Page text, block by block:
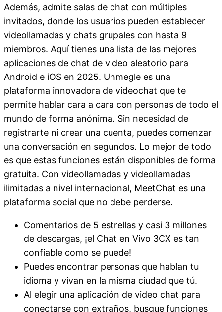
Además, admite salas de chat con múltiples
invitados, donde los usuarios pueden establecer
videollamadas y chats grupales con hasta 9
miembros. Aquí tienes una lista de las mejores
aplicaciones de chat de video aleatorio para
Android e iOS en 2025. Uhmegle es una
plataforma innovadora de videochat que te
permite hablar cara a cara con personas de todo el
mundo de forma anónima. Sin necesidad de
registrarte ni crear una cuenta, puedes comenzar
una conversación en segundos. Lo mejor de todo
es que estas funciones están disponibles de forma
gratuita. Con videollamadas y videollamadas
ilimitadas a nivel internacional, MeetChat es una
plataforma social que no debe perderse.
Comentarios de 5 estrellas y casi 3 millones
de descargas, ¡el Chat en Vivo 3CX es tan
confiable como se puede!
Puedes encontrar personas que hablan tu
idioma y vivan en la misma ciudad que tú.
Al elegir una aplicación de video chat para
conectarse con extraños, busque funciones